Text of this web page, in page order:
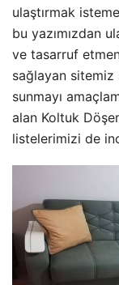
ulaştırmak
bu yazımızdan
ve tasarruf
sağlayan sitemiz
sunmayı
alan Koltuk
listelerimizi de